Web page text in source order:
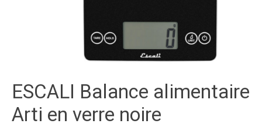
ESCALI Balance alimentaire
Arti en verre noire